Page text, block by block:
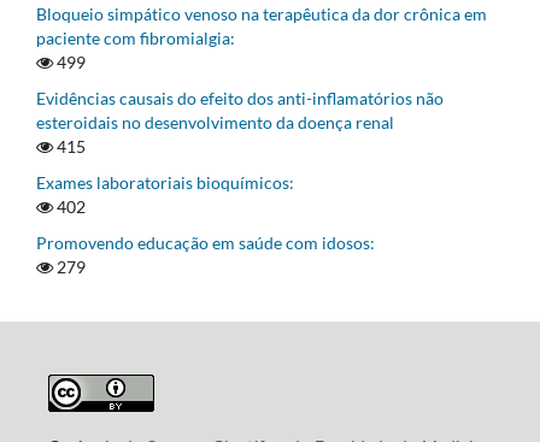
Bloqueio simpático venoso na terapêutica da dor crônica em
paciente com fibromialgia:
499
Evidências causais do efeito dos anti-inflamatórios não
esteroidais no desenvolvimento da doença renal
415
Exames laboratoriais bioquímicos:
402
Promovendo educação em saúde com idosos:
279